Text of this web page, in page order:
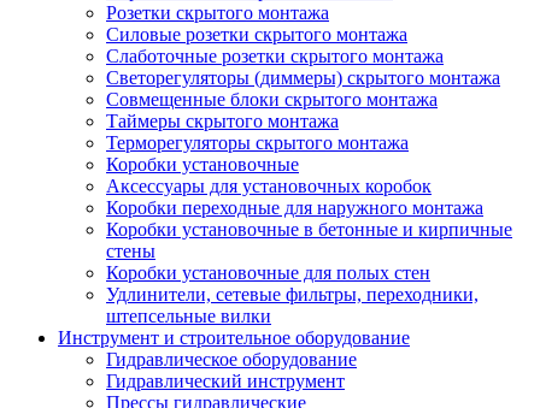
Розетки скрытого монтажа
Силовые розетки скрытого монтажа
Слаботочные розетки скрытого монтажа
Светорегуляторы (диммеры) скрытого монтажа
Совмещенные блоки скрытого монтажа
Таймеры скрытого монтажа
Терморегуляторы скрытого монтажа
Коробки установочные
Аксессуары для установочных коробок
Коробки переходные для наружного монтажа
Коробки установочные в бетонные и кирпичные
стены
Коробки установочные для полых стен
Удлинители, сетевые фильтры, переходники,
штепсельные вилки
Инструмент и строительное оборудование
Гидравлическое оборудование
Гидравлический инструмент
Прессы гидравлические